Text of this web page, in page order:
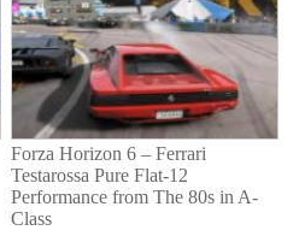
Forza Horizon 6 – Ferrari
Testarossa Pure Flat-12
Performance from The 80s in A-
Class